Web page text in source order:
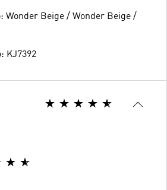
Wonder Beige / Wonder Beige /
KJ7392